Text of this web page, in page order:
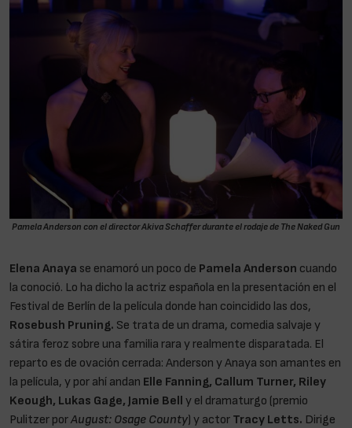
Pamela Anderson con el director Akiva Schaffer durante el rodaje de The Naked Gun
Elena Anaya se enamoró un poco de Pamela Anderson cuando
la conoció. Lo ha dicho la actriz española en la presentación en el
Festival de Berlín de la película donde han coincidido las dos,
Rosebush Pruning. Se trata de un drama, comedia salvaje y
sátira feroz sobre una familia rara y realmente disparatada. El
reparto es de ovación cerrada: Anderson y Anaya son amantes en
la película, y por ahí andan Elle Fanning, Callum Turner, Riley
Keough, Lukas Gage, Jamie Bell y el dramaturgo (premio
Pulitzer porAugust: Osage County) y actor Tracy Letts. Dirige